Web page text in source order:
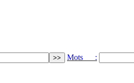
Mots :